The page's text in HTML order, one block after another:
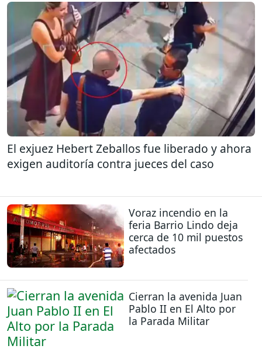
El exjuez Hebert Zeballos fue liberado y ahora
exigen auditoría contra jueces del caso
Voraz incendio en la
feria Barrio Lindo deja
cerca de 10 mil puestos
afectados
Cierran la avenida Juan
Pablo II en El Alto por
la Parada Militar